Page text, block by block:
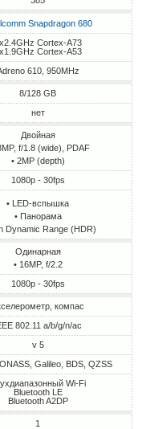
Snapdragon 680
Cortex-A73
Cortex-A53
610, 950MHz
8/128 GB
нет
Двойная
f/1.8 (wide), PDAF
• 2MP (depth)
1080p - 30fps
• LED-вспышка
• Панорама
Dynamic Range (HDR)
Одинарная
• 16MP, f/2.2
1080p - 30fps
компас
802.11 a/b/g/n/ac
v 5
Galileo, BDS, QZSS
Wi-Fi
Bluetooth LE
Bluetooth A2DP
1